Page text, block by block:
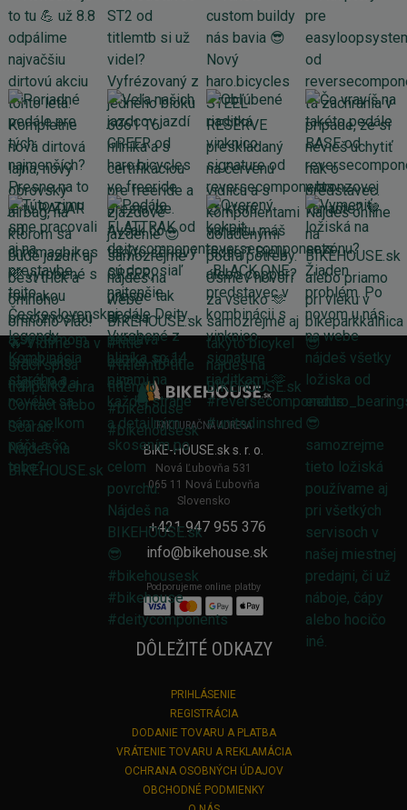
FAKTURAČNÁ ADRESA
BIKE-HOUSE.sk s. r. o.
Nová Ľubovňa 531
065 11 Nová Ľubovňa
Slovensko
+421 947 955 376
info@bikehouse.sk
Podporujeme online platby
DÔLEŽITÉ ODKAZY
PRIHLÁSENIE
REGISTRÁCIA
DODANIE TOVARU A PLATBA
VRÁTENIE TOVARU A REKLAMÁCIA
OCHRANA OSOBNÝCH ÚDAJOV
OBCHODNÉ PODMIENKY